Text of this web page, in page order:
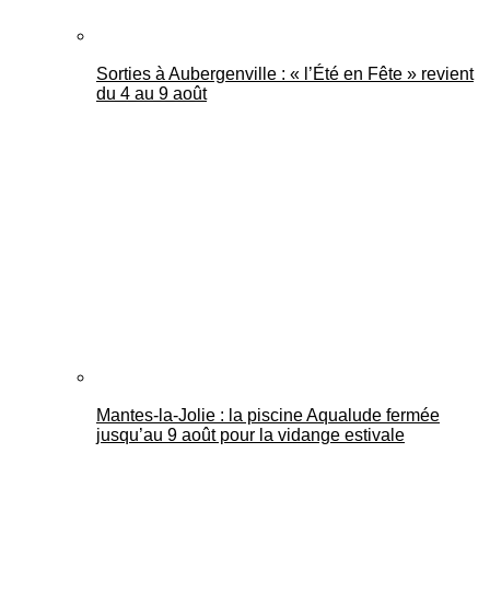
Sorties à Aubergenville : « l’Été en Fête » revient
du 4 au 9 août
Mantes-la-Jolie : la piscine Aqualude fermée
jusqu’au 9 août pour la vidange estivale